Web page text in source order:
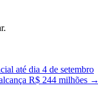
até dia 4 de setembro
R$ 244 milhões →